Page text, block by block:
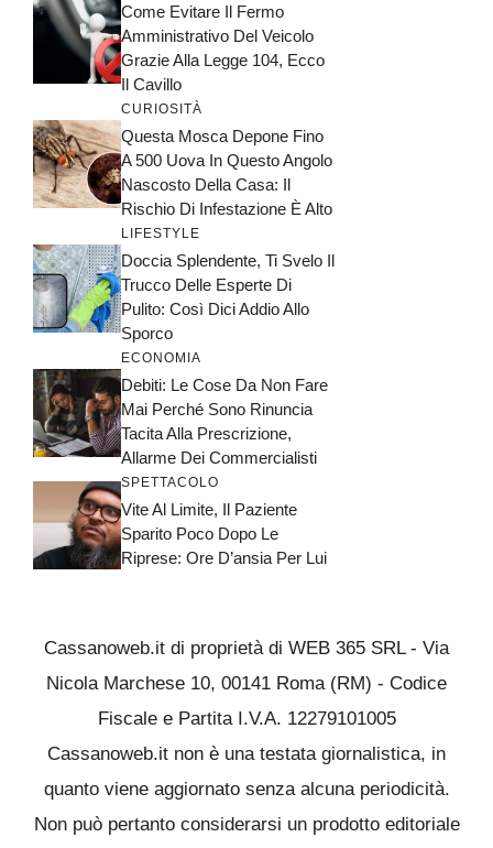
Come Evitare Il Fermo
Amministrativo Del Veicolo
Grazie Alla Legge 104, Ecco
Il Cavillo
CURIOSITÀ
Questa Mosca Depone Fino
A 500 Uova In Questo Angolo
Nascosto Della Casa: Il
Rischio Di Infestazione È Alto
LIFESTYLE
Doccia Splendente, Ti Svelo Il
Trucco Delle Esperte Di
Pulito: Così Dici Addio Allo
Sporco
ECONOMIA
Debiti: Le Cose Da Non Fare
Mai Perché Sono Rinuncia
Tacita Alla Prescrizione,
Allarme Dei Commercialisti
SPETTACOLO
Vite Al Limite, Il Paziente
Sparito Poco Dopo Le
Riprese: Ore D’ansia Per Lui
Cassanoweb.it di proprietà di WEB 365 SRL - Via
Nicola Marchese 10, 00141 Roma (RM) - Codice
Fiscale e Partita I.V.A. 12279101005
Cassanoweb.it non è una testata giornalistica, in
quanto viene aggiornato senza alcuna periodicità.
Non può pertanto considerarsi un prodotto editoriale